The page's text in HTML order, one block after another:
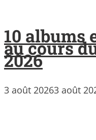
10 albums
au cours
2026
3 août 20263 août